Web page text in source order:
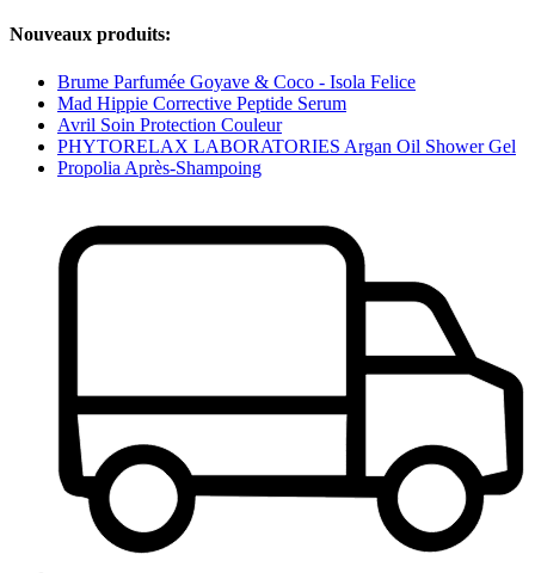
Nouveaux produits:
Brume Parfumée Goyave & Coco - Isola Felice
Mad Hippie Corrective Peptide Serum
Avril Soin Protection Couleur
PHYTORELAX LABORATORIES Argan Oil Shower Gel
Propolia Après-Shampoing